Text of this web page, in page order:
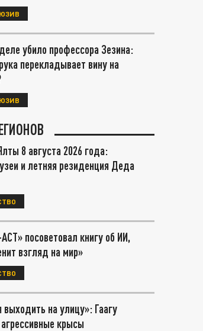
убило профессора Зезина:
перекладывает вину на
8 августа 2026 года:
и летняя резиденция Деда
посоветовал книгу об ИИ,
взгляд на мир»
на улицу»: Гаагу
крысы